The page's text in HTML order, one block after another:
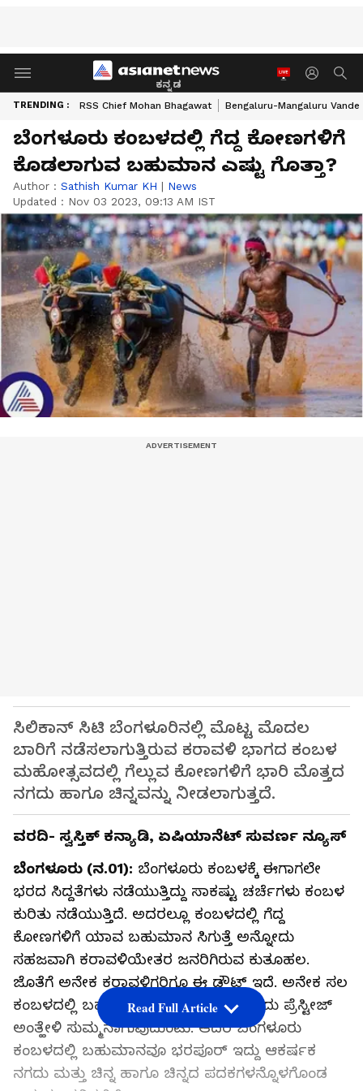
ಕನ್ನಡ
TRENDING : RSS Chief Mohan Bhagawat Bengaluru-Mangaluru
ಬೆಂಗಳೂರು ಕಂಬಳದಲ್ಲಿ ಗೆದ್ದ ಕೋಣಗಳಿಗೆ
ಕೊಡಲಾಗುವ ಬಹುಮಾನ ಎಷ್ಟು ಗೊತ್ತಾ?
Author : Sathish Kumar KH | News
Updated : Nov 03 2023, 09:13 AM IST
ಸಿಲಿಕಾನ್‌ ಸಿಟಿ ಬೆಂಗಳೂರಿನಲ್ಲಿ ಮೊಟ್ಟ ಮೊದಲ
ಬಾರಿಗೆ ನಡೆಸಲಾಗುತ್ತಿರುವ ಕರಾವಳಿ ಭಾಗದ ಕಂಬಳ
ಮಹೋತ್ಸವದಲ್ಲಿ ಗೆಲ್ಲುವ ಕೋಣಗಳಿಗೆ ಭಾರಿ ಮೊತ್ತದ
ನಗದು ಹಾಗೂ ಚಿನ್ನವನ್ನು ನೀಡಲಾಗುತ್ತದೆ.
ವರದಿ- ಸ್ವಸ್ತಿಕ್ ಕನ್ಯಾಡಿ, ಏಷಿಯಾನೆಟ್ ಸುವರ್ಣ ನ್ಯೂಸ್
ಬೆಂಗಳೂರು (ನ.01): ಬೆಂಗಳೂರು ಕಂಬಳಕ್ಕೆ ಈಗಾಗಲೇ
ಭರದ ಸಿದ್ದತೆಗಳು ನಡೆಯುತ್ತಿದ್ದು ಸಾಕಷ್ಟು ಚರ್ಚೆಗಳು ಕಂಬಳ
ಕುರಿತು ನಡೆಯುತ್ತಿದೆ. ಅದರಲ್ಲೂ ಕಂಬಳದಲ್ಲಿ ಗೆದ್ದ
ಕೋಣಗಳಿಗೆ ಯಾವ ಬಹುಮಾನ ಸಿಗುತ್ತೆ ಅನ್ನೋದು
ಸಹಜವಾಗಿ ಕರಾವಳಿಯೇತರ ಜನರಿಗಿರುವ ಕುತೂಹಲ.
ಜೊತೆಗೆ ಅನೇಕ ಕರಾವಳಿಗರಿಗೂ ಈ ಡೌಟ್ ಇದೆ. ಅನೇಕ ಸಲ
ಕಂಬಳದಲ್ಲಿ ಬಹುಮಾನಕ್ಕಿಂತ ಗೆಲ್ಲುವುದೇ ಒಂದು ಪ್ರೆಸ್ಟೀಜ್
ಅಂತ್ಹೇಳಿ ಸುಮ್ಮನಾಗುವುದುಂಟು. ಆದರೆ ಬೆಂಗಳೂರು
ಕಂಬಳದಲ್ಲಿ ಬಹುಮಾನವೂ ಭರಪೂರ್ ಇದ್ದು ಆಕರ್ಷಕ
ನಗದು ಮತ್ತು ಚಿನ್ನ ಹಾಗೂ ಚಿನ್ನದ ಪದಕಗಳನ್ನೊಳಗೊಂಡ
Read Full Article